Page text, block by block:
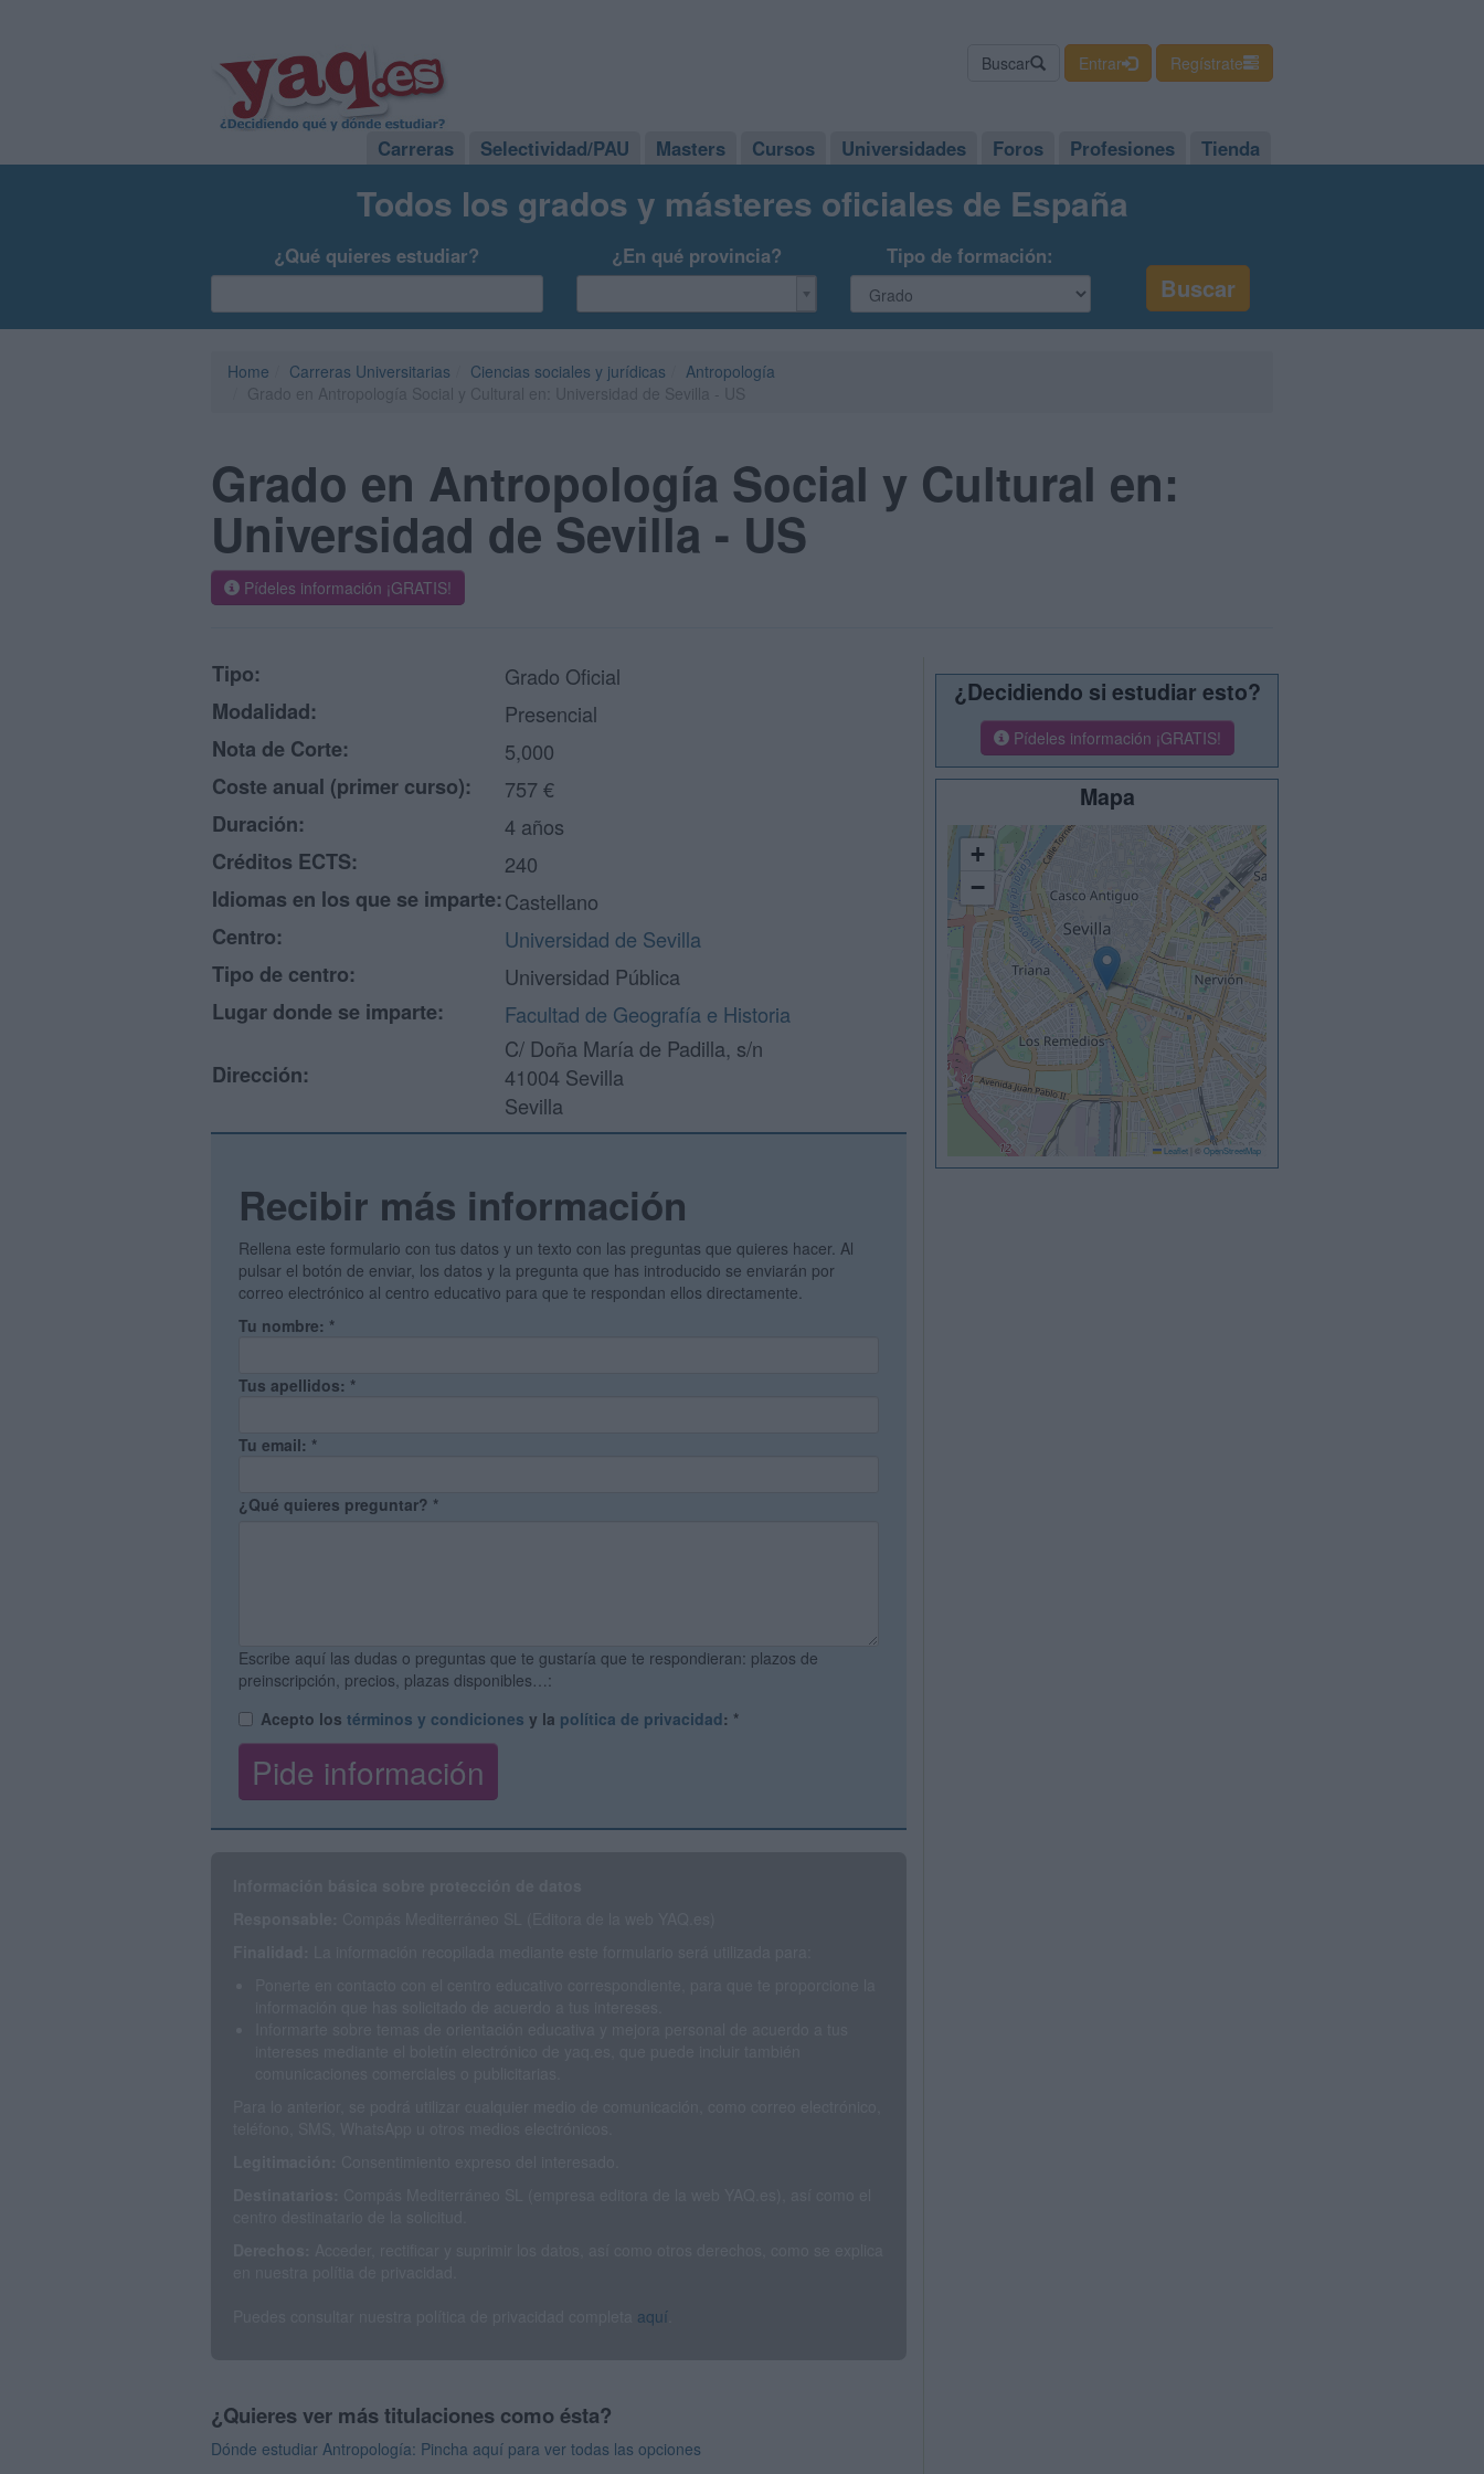
Buscar Entrar Regístrate
Carreras Selectividad/PAU Masters Cursos Universidades Foros Profesiones Tienda
Todos los grados y másteres oficiales de España
¿Qué quieres estudiar? ¿En qué provincia? Tipo de formación:
Home Carreras Universitarias Ciencias sociales y jurídicas
Antropología
Grado en Antropología Social y Cultural en:
Universidad de Sevilla - US
Pídeles información ¡GRATIS!
Tipo:
Grado Oficial
Modalidad:
Presencial
Nota de Corte:
5,000
Coste anual (primer curso):
757 €
Duración:
4 años
Créditos ECTS:
240
Idiomas en los que se imparte:Castellano
Centro:
Universidad de Sevilla
Tipo de centro:
Universidad Pública
Lugar donde se imparte:
Facultad de Geografía e Historia
Dirección:
C/ Doña María de Padilla, s/n
41004 Sevilla
Sevilla
Recibir más información
Rellena este formulario con tus datos y un texto con las preguntas que quieres hacer. Al
pulsar el botón de enviar, los datos y la pregunta que has introducido se enviarán por
correo electrónico al centro educativo para que te respondan ellos directamente.
Tu nombre: *
Tus apellidos: *
Tu email: *
¿Qué quieres preguntar? *
Escribe aquí las dudas o preguntas que te gustaría que te respondieran: plazos de
preinscripción, precios, plazas disponibles…:
Acepto los términos y condiciones y la política de privacidad: *
aquí
¿Quieres ver más titulaciones como ésta?
Dónde estudiar Antropología: Pincha aquí para ver todas las opciones
¿Decidiendo si estudiar esto?
Pídeles información ¡GRATIS!
Mapa
+
−
Leaflet © OpenStreetMap